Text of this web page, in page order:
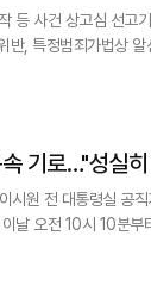
선고기일을 전격 연기했다.
반, 특정범죄가법상
일 오전 10시 15분에 이뤄
기로…"성실
시원 전 대통령실 공
특별검사)은 지난 10일 이